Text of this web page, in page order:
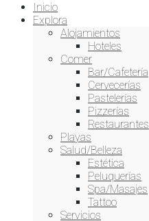
Inicio
Explora
Alojamientos
Hoteles
Comer
Bar/Cafetería
Cervecerías
Pastelerías
Pizzerías
Restaurantes
Playas
Salud/Belleza
Estética
Peluquerías
Spa/Masajes
Tattoo
Servicios